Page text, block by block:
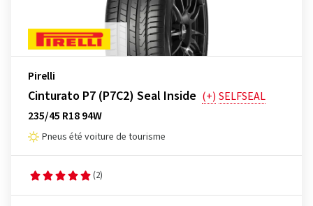
Pirelli
Cinturato P7 (P7C2) Seal Inside (+) SELFSEAL
235/45 R18 94W
Pneus été voiture de tourisme
(2)